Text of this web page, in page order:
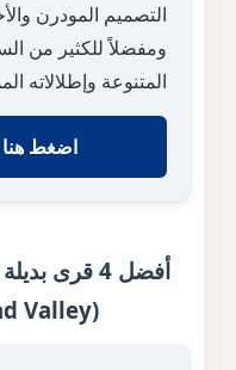
التصميم المودرن
ومفضلاً للكثير من
المتنوعة وإطلالاته
اضغط هنا
أفضل 4
(Gstaad Valley) وما حولها